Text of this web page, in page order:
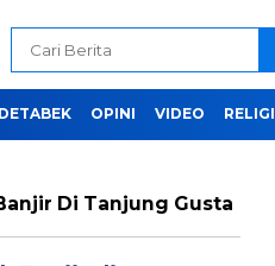
OPINI VIDEO RELIGI
Di Tanjung Gusta